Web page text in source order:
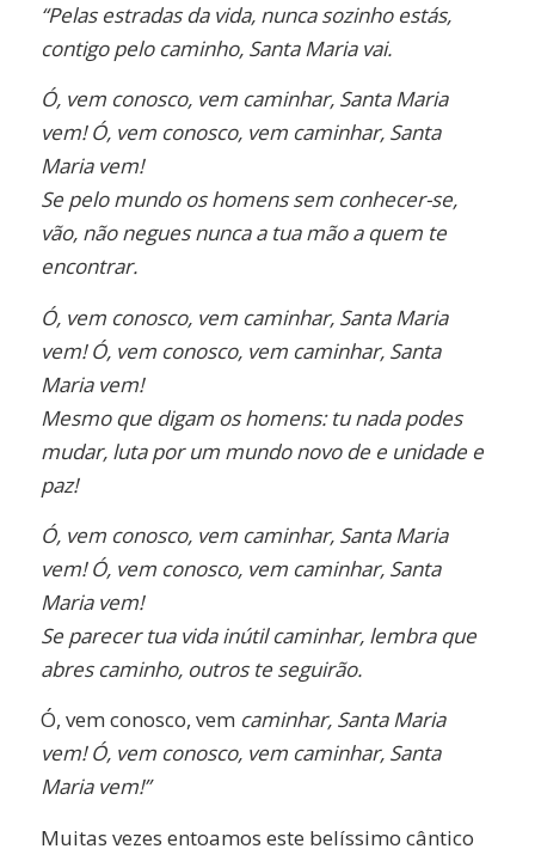
“Pelas estradas da vida, nunca sozinho estás,
contigo pelo caminho, Santa Maria vai.
Ó, vem conosco, vem caminhar, Santa Maria
vem! Ó, vem conosco, vem caminhar, Santa
Maria vem!
Se pelo mundo os homens sem conhecer-se,
vão, não negues nunca a tua mão a quem te
encontrar.
Ó, vem conosco, vem caminhar, Santa Maria
vem! Ó, vem conosco, vem caminhar, Santa
Maria vem!
Mesmo que digam oshomens: tu nada podes
mudar, luta porum mundo novo de e unidade e
paz!
Ó, vem conosco, vem caminhar, SantaMaria
vem! Ó, vem conosco, vem caminhar, Santa
Maria vem!
Se parecer tua vida inútil caminhar, lembra que
abres caminho, outros te seguirão.
Ó, vem conosco, vem caminhar, Santa Maria
vem! Ó, vem conosco, vem caminhar, Santa
Maria vem!”
Muitas vezes entoamos este belíssimo cântico